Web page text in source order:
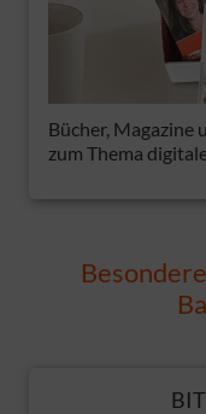
Bücher, Magazine
zum Thema